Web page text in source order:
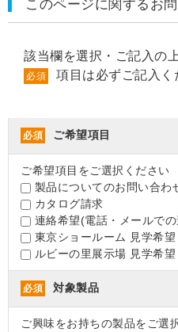
このページに関するお
該当欄を選択・ご記入の
必須 項目は必ずご記入く
必須 ご希望項目
ご希望項目をご選択くださ
製品についてのお問い合わ
カタログ請求
連絡希望(電話・メールで
東京ショールーム 見学希望
ルビーの里展示場 見学希望
必須 対象製品
ご興味をお持ちの製品をご